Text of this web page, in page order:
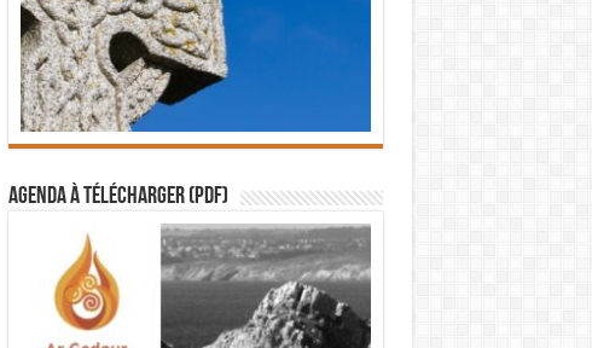
Agenda à télécharger (PDF)